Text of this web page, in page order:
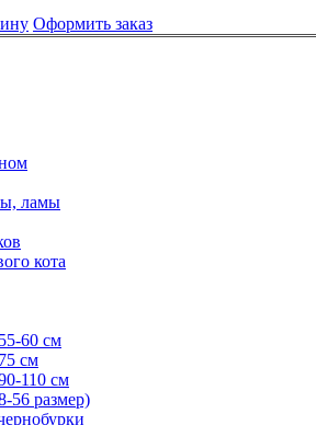
Оформить заказ
ламы
кота
60 см
см
110 см
56 размер)